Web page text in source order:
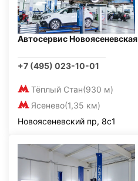
Автосервис Новоясеневская
+7 (495) 023-10-01
Тёплый Стан(930 м)
Ясенево(1,35 км)
Новоясеневский пр, 8с1